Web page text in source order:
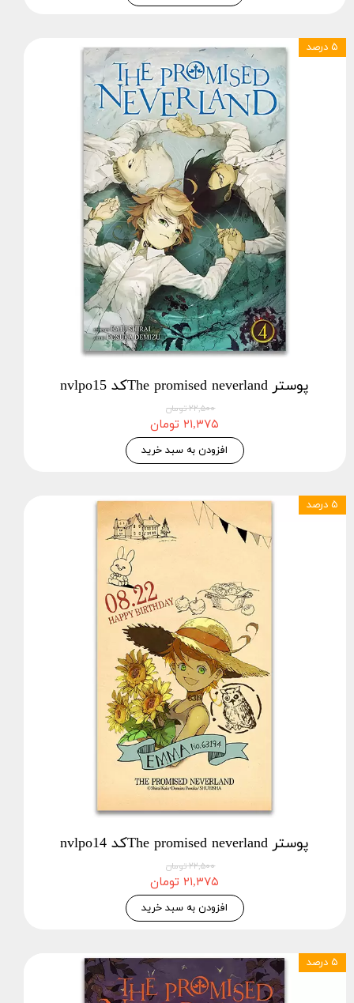
پوستر The promised neverlandکد nvlpo15
۲۲,۵۰۰ تومان
۲۱,۳۷۵ تومان
افزودن به سبد خرید
۵ درصد
پوستر The promised neverlandکد nvlpo14
۲۲,۵۰۰ تومان
۲۱,۳۷۵ تومان
افزودن به سبد خرید
۵ درصد
۵ درصد